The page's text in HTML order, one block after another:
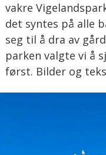
vakre
det syntes på alle
seg til å dra av
parken valgte vi å
først. Bilder og